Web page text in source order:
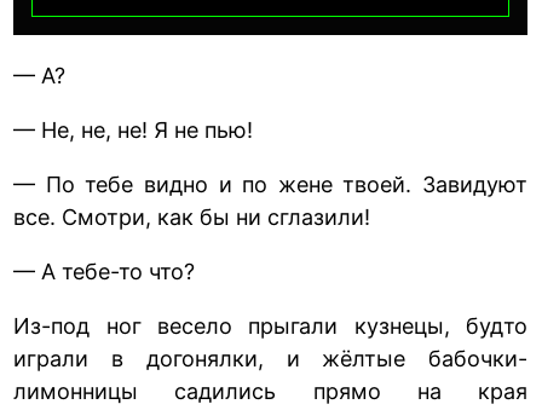
— А?
— Не, не, не! Я не пью!
— По тебе видно и по жене твоей. Завидуют
все. Смотри, как бы ни сглазили!
— А тебе-то что?
Из-под ног весело прыгали кузнецы, будто
играли в догонялки, и жёлтые бабочки-
лимонницы садились прямо на края